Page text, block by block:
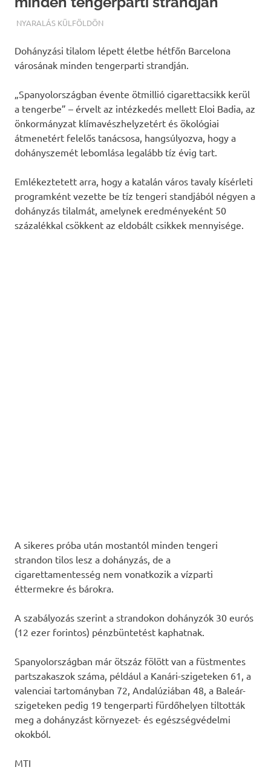
TERMALFURDOK.COM
NYARALÁS KÜLFÖLDÖN
Dohányzási tilalom lépett életbe hétfőn Barcelona
városának minden tengerparti strandján.
„Spanyolországban évente ötmillió cigarettacsikk kerül
a tengerbe” – érvelt az intézkedés mellett Eloi Badia, az
önkormányzat klímavészhelyzetért és ökológiai
átmenetért felelős tanácsosa, hangsúlyozva, hogy a
dohányszemét lebomlása legalább tíz évig tart.
Emlékeztetett arra, hogy a katalán város tavaly kísérleti
programként vezette be tíz tengeri standjából négyen a
dohányzás tilalmát, amelynek eredményeként 50
százalékkal csökkent az eldobált csikkek mennyisége.
A sikeres próba után mostantól minden tengeri
strandon tilos lesz a dohányzás, de a
cigarettamentesség nem vonatkozik a vízparti
éttermekre és bárokra.
A szabályozás szerint a strandokon dohányzók 30 eurós
(12 ezer forintos) pénzbüntetést kaphatnak.
Spanyolországban már ötszáz fölött van a füstmentes
partszakaszok száma, például a Kanári-szigeteken 61, a
valenciai tartományban 72, Andalúziában 48, a Baleár-
szigeteken pedig 19 tengerparti fürdőhelyen tiltották
meg a dohányzást környezet- és egészségvédelmi
okokból.
MTI